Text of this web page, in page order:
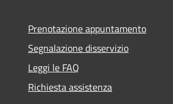
Prenotazione appuntamento
Segnalazione disservizio
Leggi le FAQ
Richiesta assistenza